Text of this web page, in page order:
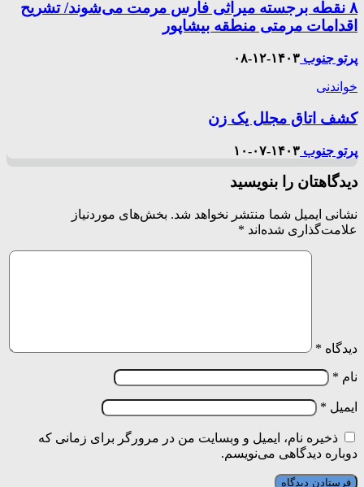
۸ نقطه برجسته میراثی فارس مرمت می‌شوند/ تشریح
اقدامات مرمتی منطقه بیشاپور
پرتو جنوب ۱۴۰۳-۱۲-۰۸
خواندنی
کشف اتاق مجلل یک زن
پرتو جنوب ۱۴۰۳-۰۷-۱۰
دیدگاهتان را بنویسید
نشانی ایمیل شما منتشر نخواهد شد. بخش‌های موردنیاز
علامت‌گذاری شده‌اند *
دیدگاه *
نام *
ایمیل *
ذخیره نام، ایمیل و وبسایت من در مرورگر برای زمانی که
دوباره دیدگاهی می‌نویسم.